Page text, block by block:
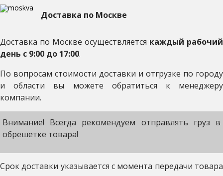
Доставка по Москве
Доставка по Москве осуществляется каждый рабочий
день с 9:00 до 17:00.
По вопросам стоимости доставки и отгрузке по городу
и области вы можете обратиться к менеджеру
компании.
Внимание! Всегда рекомендуем отправлять груз в
обрешетке товара!
Срок доставки указывается с момента передачи товара